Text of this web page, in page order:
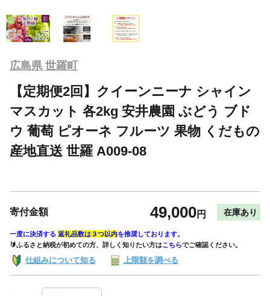
広島県 世羅町
【定期便2回】クイーンニーナ シャイン
マスカット 各2kg 安井農園 ぶどう ブド
ウ 葡萄 ピオーネ フルーツ 果物 くだもの
産地直送 世羅 A009-08
寄付金額 49,000円 在庫あり
一度に決済する 返礼品数は３つ以内を推奨しております。
🔰ふるさと納税が初めての方、詳しく知りたい方はこちらでご確認ください。
仕組みについて知る 上限額を調べる